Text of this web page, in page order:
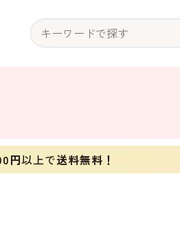
円以上で送料無料！